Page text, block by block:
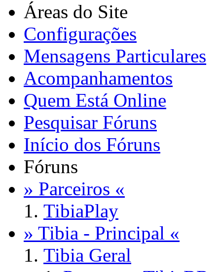
Áreas do Site
Configurações
Mensagens Particulares
Acompanhamentos
Quem Está Online
Pesquisar Fóruns
Início dos Fóruns
Fóruns
» Parceiros «
TibiaPlay
» Tibia - Principal «
Tibia Geral